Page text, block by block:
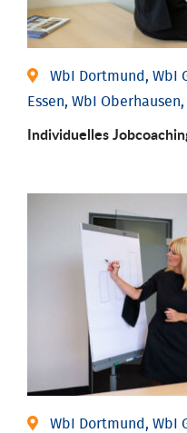
WbI Dortmund, WbI
Essen, WbI
Individu­elles
WbI Dortmund, WbI